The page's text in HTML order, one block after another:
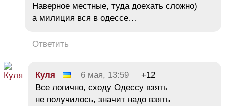
Наверное местные, туда доехать сложно)
а милиция вся в одессе…
Ответить
Куля 6 мая, 13:59
+12
Все логично, сходу Одессу взять
не получилось, значит надо взять